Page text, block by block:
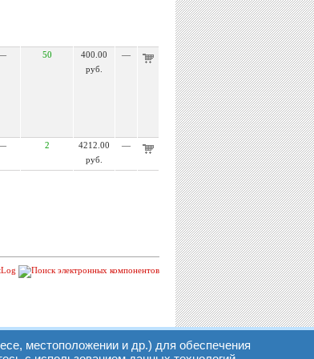
50
400.00
руб.
—
2
4212.00
руб.
—
местоположении и др.) для обеспечения